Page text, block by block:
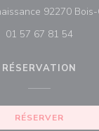
92270
01 57 67 81 54
RÉSERVATION
RÉSERVER